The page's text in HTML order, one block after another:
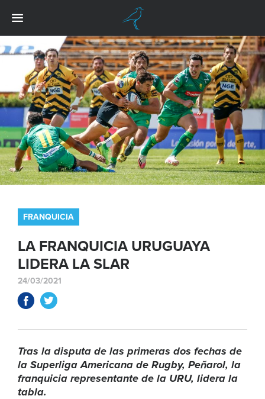
FRANQUICIA
LA FRANQUICIA URUGUAYA
LIDERA LA SLAR
24/03/2021
Tras la disputa de las primeras dos fechas de
la Superliga Americana de Rugby, Peñarol, la
franquicia representante de la URU, lidera la
tabla.